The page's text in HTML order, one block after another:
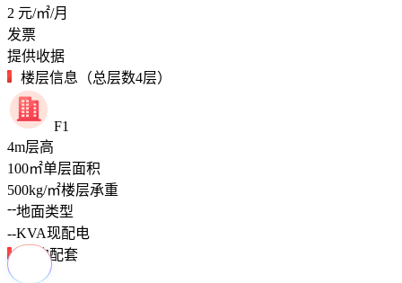
2 元/㎡/月
发票
提供收据
楼层信息（总层数4层）
F1
4m层高
100㎡单层面积
500kg/㎡楼层承重
--地面类型
--KVA现配电
周边配套